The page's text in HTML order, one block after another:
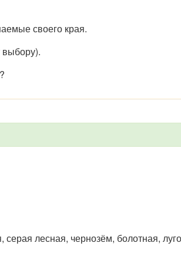
своего края.
серая лесная, чернозём, болотная,